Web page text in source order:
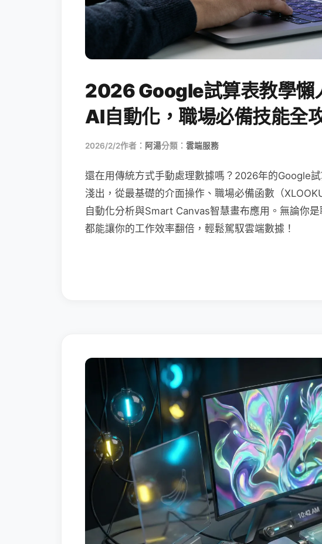
2026 Google試算表教學懶
AI自動化，職場必備技能全
2026/2/2作者： 阿湯分類： 雲端服務
還在用傳統方式手動處理數據嗎？2026年的Google
淺出，從最基礎的介面操作、職場必備函數（
自動化分析與Smart Canvas智慧畫布應用。無論你
都能讓你的工作效率翻倍，輕鬆駕馭雲端數據！